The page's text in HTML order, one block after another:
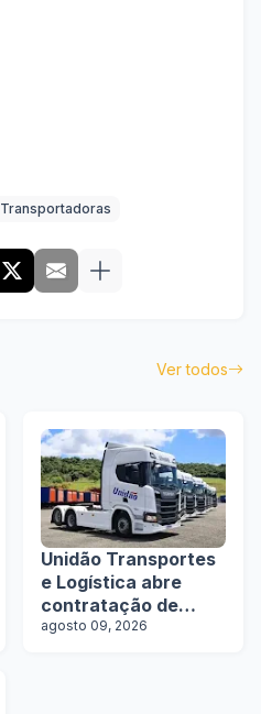
Transportadoras
Ver todos
Unidão Transportes
e Logística abre
contratação de
motoristas com e
agosto 09, 2026